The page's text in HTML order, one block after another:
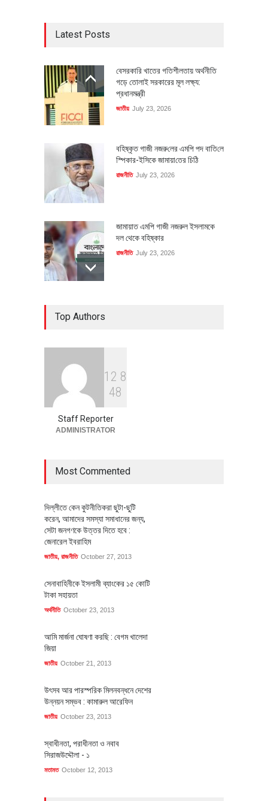
Latest Posts
বেসরকারি খাতের গতিশীলতায় অর্থনীতি
গড়ে তোলাই সরকারের মূল লক্ষ্য:
প্রধানমন্ত্রী
জাতীয় July 23, 2026
বহিষ্কৃত গাজী নজরু‌লের এম‌পি পদ বা‌তি‌লে
স্পিকার-ইসিকে জামায়া‌তের চি‌ঠি
রাজনীতি July 23, 2026
জামায়াত এমপি গাজী নজরুল ইসলামকে
দল থেকে বহিষ্কার
রাজনীতি July 23, 2026
বৈশ্বিক প্রতিযোগিতা সক্ষমতা বাড়াতে
পোশাক শিল্পে নতুন উদ্যোগ
Top Authors
1 2 8
48
Staff Reporter
ADMINISTRATOR
Most Commented
দিল্লীতে কেন কুটনীতিকরা ছুটা-ছুটি
করেন, আমাদের সমস্যা সমাধানের জন্য,
সেটা জনগণকে উত্তর দিতে হবে :
জেনারেল ইবরাহিম
জাতীয়, রাজনীতি October 27, 2013
সেনাবাহিনীকে ইসলামী ব্যাংকের ১৫ কোটি
টাকা সহায়তা
অর্থনীতি October 23, 2013
আমি মার্জনা ঘোষণা করছি : বেগম খালেদা
জিয়া
জাতীয় October 21, 2013
উৎসব আর পারস্পরিক মিলনবন্ধনে দেশের
উন্নয়ন সম্ভব : কামারুল আরেফিন
জাতীয় October 23, 2013
স্বাধীনতা, পরাধীনতা ও নবাব
সিরাজউদ্দৌলা - ১
মতামত October 12, 2013